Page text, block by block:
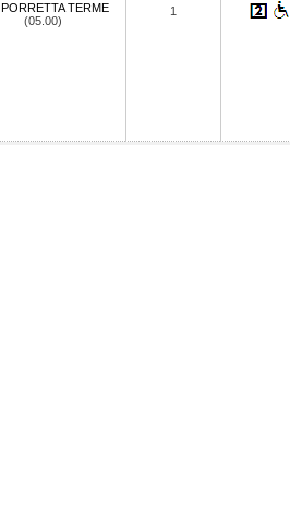
PORRETTA TERME
(05.00)
1